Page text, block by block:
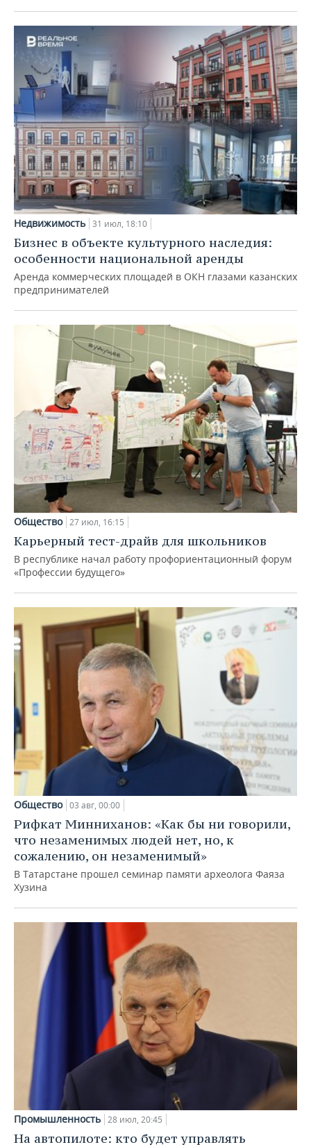
Недвижимость 31 июл, 18:10
Бизнес в объекте культурного наследия:
особенности национальной аренды
Аренда коммерческих площадей в ОКН глазами казанских
предпринимателей
Общество 27 июл, 16:15
Карьерный тест-драйв для школьников
В республике начал работу профориентационный форум
«Профессии будущего»
Общество 03 авг, 00:00
Рифкат Минниханов: «Как бы ни говорили,
что незаменимых людей нет, но, к
сожалению, он незаменимый»
В Татарстане прошел семинар памяти археолога Фаяза
Хузина
Промышленность 28 июл, 20:45
На автопилоте: кто будет управлять